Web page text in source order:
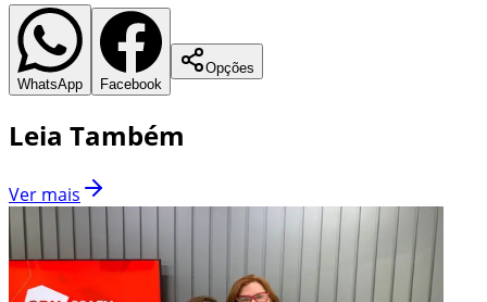
WhatsApp Facebook
Opções
Leia Também
Ver mais